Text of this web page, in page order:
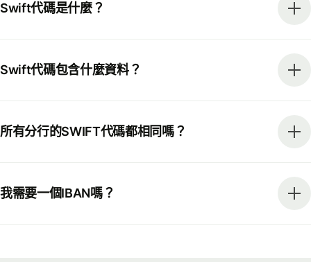
Swift代碼是什麼？
Swift代碼包含什麼資料？
所有分行的SWIFT代碼都相同嗎？
我需要一個IBAN嗎？